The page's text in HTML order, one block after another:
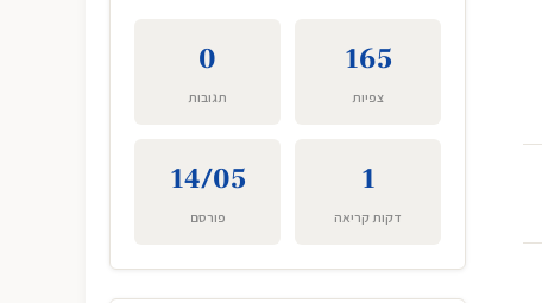
165
צפיות
0
תגובות
1
דקות קריאה
14/05
פורסם